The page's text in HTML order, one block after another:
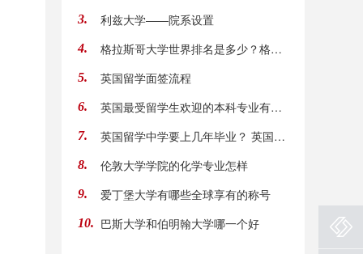
3. 利兹大学——院系设置
4. 格拉斯哥大学世界排名是多少？格拉斯哥大学本
5. 英国留学面签流程
6. 英国最受留学生欢迎的本科专业有哪些
7. 英国留学中学要上几年毕业？ 英国中学留学学什
8. 伦敦大学学院的化学专业怎样
9. 爱丁堡大学有哪些全球享有的称号
10. 巴斯大学和伯明翰大学哪一个好